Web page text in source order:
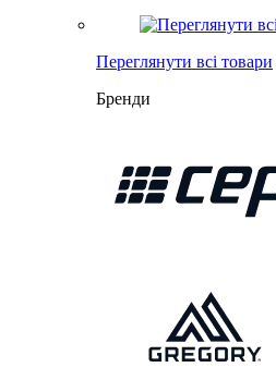
Переглянути всі товари
Бренди